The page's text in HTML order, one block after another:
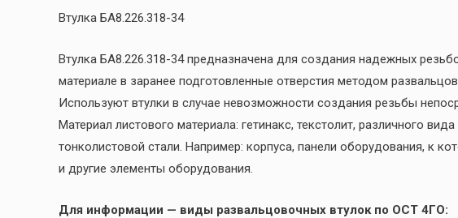
Втулка БА8.226.318-34
Втулка БА8.226.318-34 предназначена для создания надежных
материале в заранее подготовленные отверстия методом
Используют втулки в случае невозможности создания резьбы
Материал листового материала: гетинакс, текстолит, различного
тонколистовой стали. Например: корпуса, панели оборудования, к
и другие элементы оборудования.
Для информации — виды развальцовочных втулок по ОСТ 4ГО: